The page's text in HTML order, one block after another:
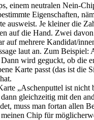
einem neutralen Nein-
Eigenschaften,
ausweist. Je kleiner die
auf die Hand. Zwei
auf mehrere Kandidat/
laut an. Zum
wird geguckt, ob
Karte passt (das ist
„Aschenputtel ist
gleichzeitig mit den
muss man fortan allen
Chip für